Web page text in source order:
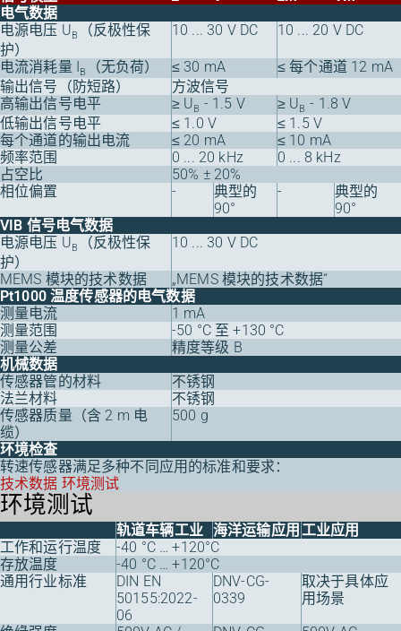
电气数据
电源电压 UB
（反极性保
护）
10 ... 30 V DC 10 ... 20 V DC
电流消耗量 IB （无负荷） ≤ 30 mA
≤ 每个通道 12 mA
输出信号（防短路）
方波信号
高输出信号电平
≥ UB - 1.5 V ≥ UB - 1.8 V
低输出信号电平
≤ 1.0 V
≤ 1.5 V
每个通道的输出电流
≤ 20 mA
≤ 10 mA
频率范围
0 ... 20 kHz
0 ... 8 kHz
占空比
50% ± 20%
相位偏置
-
典型的
90°
-
典型的
90°
VIB 信号电气数据
电源电压 UB
（反极性保
护）
10 ... 30 V DC
MEMS 模块的技术数据
„MEMS 模块的技术数据“
Pt1000 温度传感器的电气数据
测量电流
1 mA
测量范围
-50 °C 至 +130 °C
测量公差
精度等级 B
机械数据
传感器管的材料
不锈钢
法兰材料
不锈钢
传感器质量（含 2 m 电
缆）
500 g
环境检查
转速传感器满足多种不同应用的标准和要求：
技术数据 环境测试
环境测试
轨道车辆工业 海洋运输应用 工业应用
工作和运行温度
-40 °C … +120°C
存放温度
-40 °C … +120°C
通用行业标准
DIN EN
50155:2022-
06
DNV-CG-
0339
取决于具体应
用场景